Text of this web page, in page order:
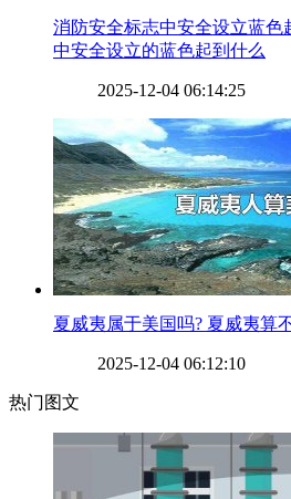
消防安全标志中安全设立蓝色
中安全设立的蓝色起到什么
2025-12-04 06:14:25
夏威夷属于美国吗? 夏威夷算
2025-12-04 06:12:10
热门图文